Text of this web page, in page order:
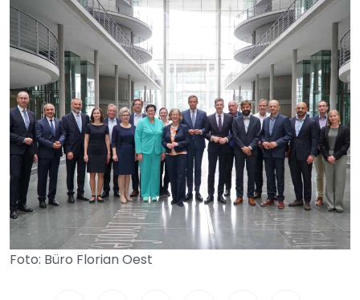
Foto: Büro Florian Oest